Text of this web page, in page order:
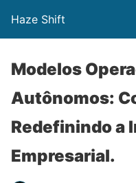
Haze Shift
Modelos
Autônomos:
Redefinindo a
Empresarial.